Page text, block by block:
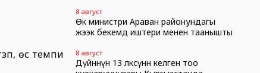
өсүү темпи
8 август
Өк министри Араван районундагы
жээк бекемдөө иштери менен таанышты
8 август
Дүйнөнүн 13 өлкөсүнөн келген тоо